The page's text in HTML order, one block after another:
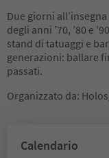
Due giorni
degli anni ’70, ’80 e
stand di tatuaggi e
generazioni: ballare
passati.
Organizzato da:
Calendario